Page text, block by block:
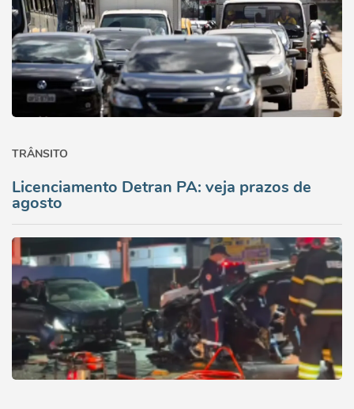
TRÂNSITO
Licenciamento Detran PA: veja prazos de
agosto